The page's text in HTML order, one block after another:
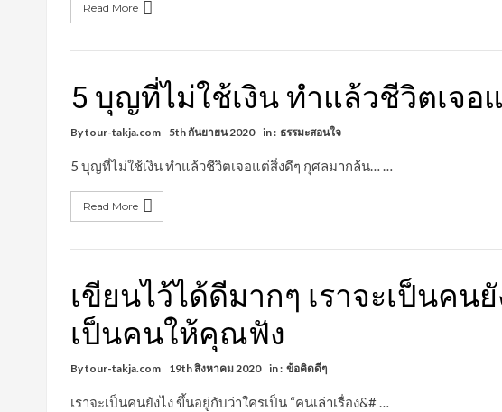
Read More
5 บุญที่ไม่ใช้เงิน ทำแล้วชีวิตเจ
Bytour-takja.com 5th กันยายน 2020 in : ธรรมะสอนใจ
5 บุญที่ไม่ใช้เงิน ทำแล้วชีวิตเจอแต่สิ่งดีๆ กุศลมากล้น… …
Read More
เขียนไว้ได้ดีมากๆ เราจะเป็นคน
เป็นคนให้คุณฟัง
Bytour-takja.com 19th สิงหาคม 2020 in : ข้อคิดดีๆ
เราจะเป็นคนยังไง ขึ้นอยู่กับว่าใครเป็น “คนเล่าเรื่อง&# …